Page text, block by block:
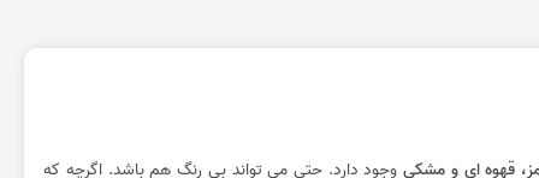
قهوه ای و مشکیوجود دارد. حتی می تواند بی رنگ هم باشد. اگرچه که